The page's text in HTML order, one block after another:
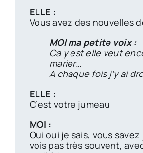
ELLE :
Vous avez des nouvelles
MOI ma petite voix :
Ca y est elle veut
marier…
A chaque fois j’y ai
ELLE :
C’est votre jumeau
MOI :
Oui oui je sais, vous savez
vois pas très souvent,